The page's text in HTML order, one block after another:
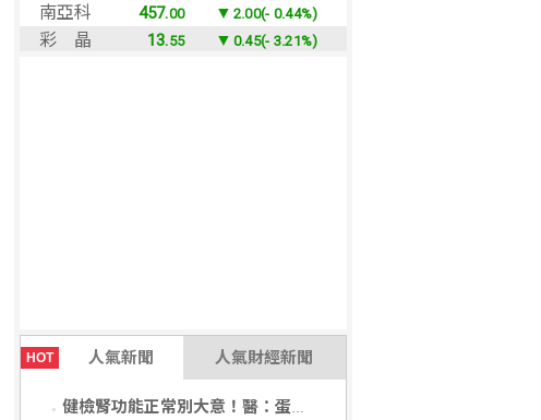
HOT 人氣新聞 人氣財經新聞
健檢腎功能正常別大意！醫：蛋白尿異常恐是洗腎警訊